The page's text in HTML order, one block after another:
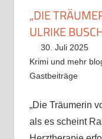
„DIE
ULRIKE
30. Juli 2025
Krimi und mehr
Gastbeiträge
„Die Träumerin
als es scheint